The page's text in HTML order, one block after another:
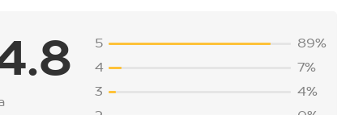
5
89%
4
7%
3
4%